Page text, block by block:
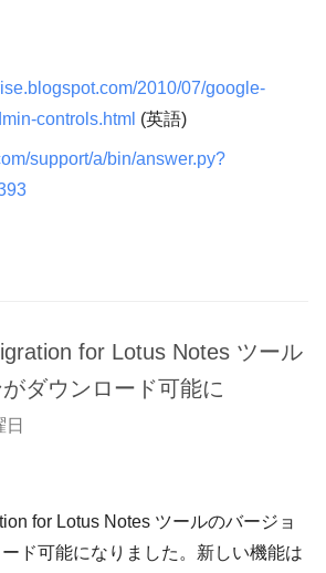
2010/07/google-
controls.html (英語)
support/a/bin/answer.py?
for Lotus Notes ツール
ダウンロード可能に
for Lotus Notes ツールのバージョ
ド可能になりました。新しい機能は